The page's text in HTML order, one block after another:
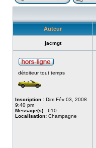
Auteur
jacmgt
détoiteur tout temps
Inscription : Dim Fév 03, 2008
9:40 pm
Message(s) : 610
Localisation: Champagne